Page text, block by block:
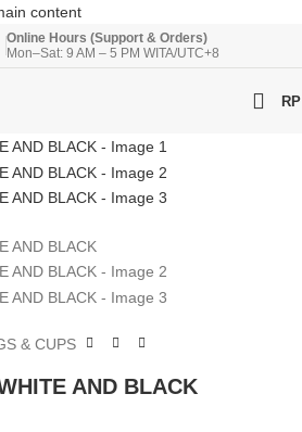
content
Online Hours (Support & Orders)
Mon–Sat: 9 AM – 5 PM WITA/UTC+8
RP
& CUPS
AND BLACK